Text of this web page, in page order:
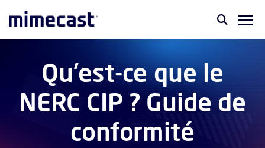
Qu'est-ce que le
NERC CIP ? Guide de
conformité